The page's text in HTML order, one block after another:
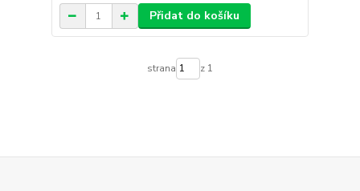
Přidat do košíku
strana z 1